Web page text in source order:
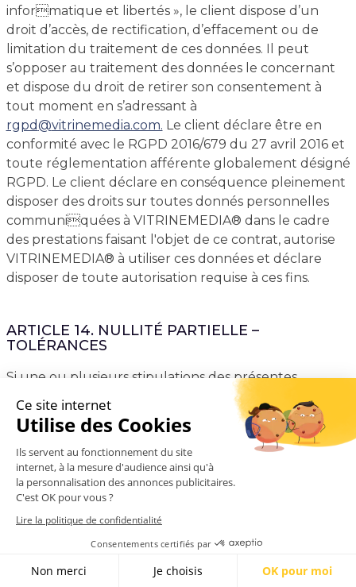
informatique et libertés », le client dispose d’un
droit d’accès, de rectification, d’effacement ou de
limitation du traitement de ces données. Il peut
s’opposer au traitement des données le concernant
et dispose du droit de retirer son consentement à
tout moment en s’adressant à
rgpd@vitrinemedia.com. Le client déclare être en
conformité avec le RGPD 2016/679 du 27 avril 2016 et
toute réglementation afférente globalement désigné
RGPD. Le client déclare en conséquence pleinement
disposer des droits sur toutes donnés personnelles
communiquées à VITRINEMEDIA® dans le cadre
des prestations faisant l'objet de ce contrat, autorise
VITRINEMEDIA® à utiliser ces données et déclare
disposer de toute autorisation requise à ces fins.
ARTICLE 14. NULLITÉ PARTIELLE –
TOLÉRANCES
Si une ou plusieurs stipulations des présentes
conditions générales de vente sont tenues pour non
valides ou déclarées comme telles en application
d’une loi, d’un règlement ou par la suite d’une
décision définitive d’une juridiction compétente, les
autres stipulations conserveront toute leur force et
leur portée. Aucune tolérance, inaction ou inertie de
comme une renonciation à ses droits aux termes des
présentes conditions générales de vente.